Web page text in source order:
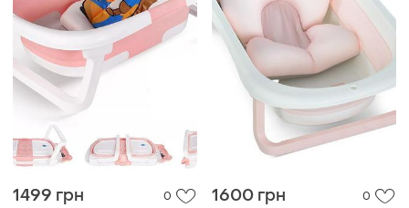
1499 грн 0 1600 грн 0